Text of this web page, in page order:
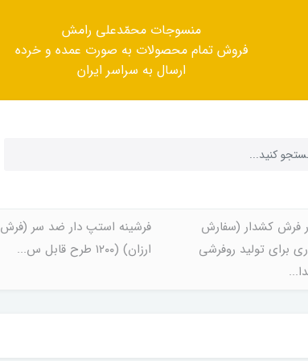
منسوجات محمّدعلی رامش
فروش تمام محصولات به صورت عمده و خرده
ارسال به سراسر ایران
فرش کشدار (سفارش
برای تولید روفرشی
فرشینه استپ دار ضد سر (فرش
ارزان) (۱۲۰۰ طرح قابل س...